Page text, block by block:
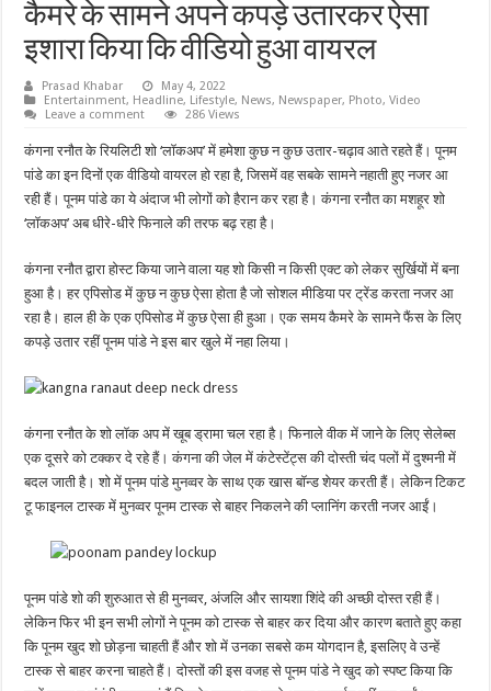
कैमरे के सामने अपने कपड़े उतारकर ऐसा
इशारा किया कि वीडियो हुआ वायरल
Prasad Khabar
May 4, 2022
Entertainment, Headline, Lifestyle, News, Newspaper, Photo,Video
Leave a comment
286 Views
कंगना रनौत के रियलिटी शो ‘लॉकअप’ में हमेशा कुछ न कुछ उतार-चढ़ाव आते रहते हैं। पूनम
पांडे का इन दिनों एक वीडियो वायरल हो रहा है, जिसमें वह सबके सामने नहाती हुए नजर आ
रही हैं। पूनम पांडे का ये अंदाज भी लोगों को हैरान कर रहा है। कंगना रनौत का मशहूर शो
‘लॉकअप’ अब धीरे-धीरे फिनाले की तरफ बढ़ रहा है।
कंगना रनौत द्वारा होस्ट किया जाने वाला यह शो किसी न किसी एक्ट को लेकर सुर्खियों में बना
हुआ है। हर एपिसोड में कुछ न कुछ ऐसा होता है जो सोशल मीडिया पर ट्रेंड करता नजर आ
रहा है। हाल ही के एक एपिसोड में कुछ ऐसा ही हुआ। एक समय कैमरे के सामने फैंस के लिए
कपड़े उतार रहीं पूनम पांडे ने इस बार खुले में नहा लिया।
कंगना रनौत के शो लॉक अप में खूब ड्रामा चल रहा है। फिनाले वीक में जाने के लिए सेलेब्स
एक दूसरे को टक्कर दे रहे हैं। कंगना की जेल में कंटेस्टेंट्स की दोस्ती चंद पलों में दुश्मनी में
बदल जाती है। शो में पूनम पांडे मुनव्वर के साथ एक खास बॉन्ड शेयर करती हैं। लेकिन टिकट
टू फाइनल टास्क में मुनव्वर पूनम टास्क से बाहर निकलने की प्लानिंग करती नजर आईं।
पूनम पांडे शो की शुरुआत से ही मुनव्वर, अंजलि और सायशा शिंदे की अच्छी दोस्त रही हैं।
लेकिन फिर भी इन सभी लोगों ने पूनम को टास्क से बाहर कर दिया और कारण बताते हुए कहा
कि पूनम खुद शो छोड़ना चाहती हैं और शो में उनका सबसे कम योगदान है, इसलिए वे उन्हें
टास्क से बाहर करना चाहते हैं। दोस्तों की इस वजह से पूनम पांडे ने खुद को स्पष्ट किया कि